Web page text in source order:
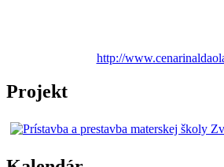
http://
Projekt